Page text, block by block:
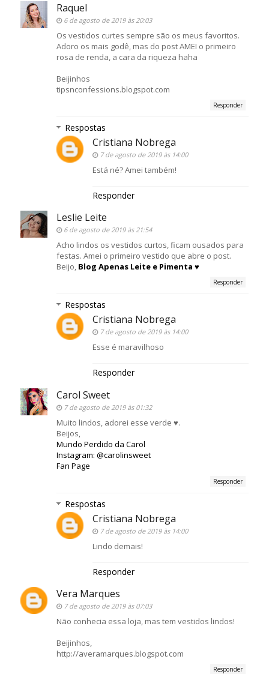
Raquel
6 de agosto de 2019 às 20:03
Os vestidos curtes sempre são os meus favoritos.
Adoro os mais godê, mas do post AMEI o primeiro
rosa de renda, a cara da riqueza haha
Beijinhos
tipsnconfessions.blogspot.com
Responder
Respostas
Cristiana Nobrega
7 de agosto de 2019 às 14:00
Está né? Amei também!
Responder
Leslie Leite
6 de agosto de 2019 às 21:54
Acho lindos os vestidos curtos, ficam ousados para
festas. Amei o primeiro vestido que abre o post.
Beijo, Blog Apenas Leite e Pimenta ♥
Responder
Respostas
Cristiana Nobrega
7 de agosto de 2019 às 14:00
Esse é maravilhoso
Responder
Carol Sweet
7 de agosto de 2019 às 01:32
Muito lindos, adorei esse verde ♥.
Beijos,
Mundo Perdido da Carol
Instagram: @carolinsweet
Fan Page
Responder
Respostas
Cristiana Nobrega
7 de agosto de 2019 às 14:00
Lindo demais!
Responder
Vera Marques
7 de agosto de 2019 às 07:03
Não conhecia essa loja, mas tem vestidos lindos!
Beijinhos,
http://averamarques.blogspot.com
Responder